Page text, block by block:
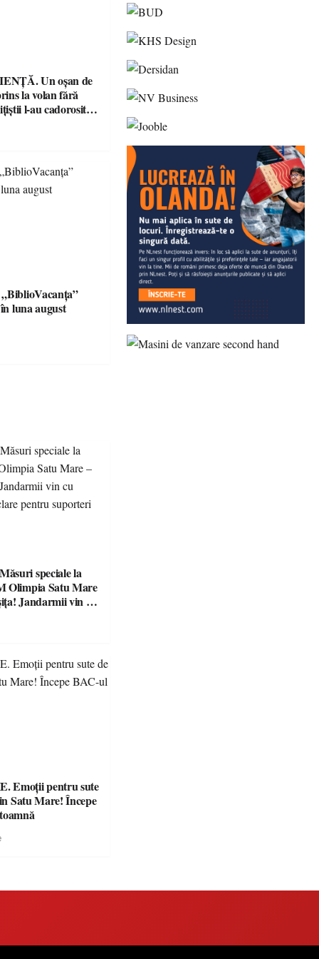
Un oșan de
la volan fără
l-au cadorosit
luna august
speciale la
Olimpia Satu Mare
Jandarmii vin cu
Emoții pentru sute
Satu Mare! Începe